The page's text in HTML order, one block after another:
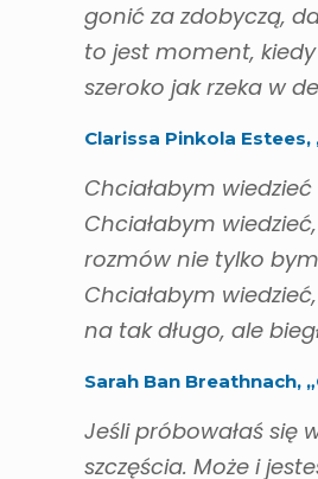
gonić za zdobyczą,
to jest moment, kiedy
szeroko jak rzeka w
Clarissa Pinkola Estees,
Chciałabym
Chciałabym
rozmów nie tylko bym
Chciałabym
na tak długo, ale
Sarah Ban Breathnach,
Jeśli próbowałaś się
szczęścia. Może i